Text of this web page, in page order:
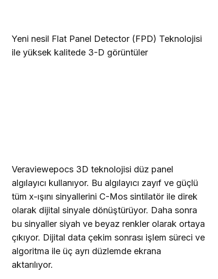
Yeni nesil Flat Panel Detector (FPD) Teknolojisi
ile yüksek kalitede 3-D görüntüler
Veraviewepocs 3D teknolojisi düz panel
algılayıcı kullanıyor. Bu algılayıcı zayıf ve güçlü
tüm x-ışını sinyallerini C-Mos sintilatör ile direk
olarak dijital sinyale dönüştürüyor. Daha sonra
bu sinyaller siyah ve beyaz renkler olarak ortaya
çıkıyor. Dijital data çekim sonrası işlem süreci ve
algoritma ile üç ayrı düzlemde ekrana
aktarılıyor.